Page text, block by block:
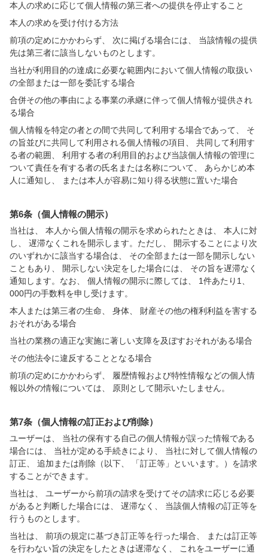
本人の求めに応じて個人情報の第三者への提供を停止すること
本人の求めを受け付ける方法
前項の定めにかかわらず、 次に掲げる場合には、 当該情報の提供
先は第三者に該当しないものとします。
当社が利用目的の達成に必要な範囲内において個人情報の取扱い
の全部または一部を委託する場合
合併その他の事由による事業の承継に伴って個人情報が提供され
る場合
個人情報を特定の者との間で共同して利用する場合であって、 そ
の旨並びに共同して利用される個人情報の項目、 共同して利用す
る者の範囲、 利用する者の利用目的および当該個人情報の管理に
ついて責任を有する者の氏名または名称について、 あらかじめ本
人に通知し、 または本人が容易に知り得る状態に置いた場合
第6条（個人情報の開示）
当社は、 本人から個人情報の開示を求められたときは、 本人に対
し、 遅滞なくこれを開示します。ただし、 開示することにより次
のいずれかに該当する場合は、 その全部または一部を開示しない
こともあり、 開示しない決定をした場合には、 その旨を遅滞なく
通知します。なお、 個人情報の開示に際しては、 1件あたり1、
000円の手数料を申し受けます。
本人または第三者の生命、 身体、 財産その他の権利利益を害する
おそれがある場合
当社の業務の適正な実施に著しい支障を及ぼすおそれがある場合
その他法令に違反することとなる場合
前項の定めにかかわらず、 履歴情報および特性情報などの個人情
報以外の情報については、 原則として開示いたしません。
第7条（個人情報の訂正および削除）
ユーザーは、 当社の保有する自己の個人情報が誤った情報である
場合には、 当社が定める手続きにより、 当社に対して個人情報の
訂正、 追加または削除（以下、 「訂正等」といいます。）を請求
することができます。
当社は、 ユーザーから前項の請求を受けてその請求に応じる必要
があると判断した場合には、 遅滞なく、 当該個人情報の訂正等を
行うものとします。
当社は、 前項の規定に基づき訂正等を行った場合、 または訂正等
を行わない旨の決定をしたときは遅滞なく、 これをユーザーに通